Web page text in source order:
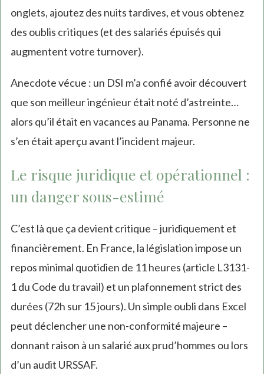
onglets, ajoutez des nuits tardives, et vous obtenez
des oublis critiques (et des salariés épuisés qui
augmentent votre turnover).
Anecdote vécue : un DSI m’a confié avoir découvert
que son meilleur ingénieur était noté d’astreinte…
alors qu’il était en vacances au Panama. Personne ne
s’en était aperçu avant l’incident majeur.
Le risque juridique et opérationnel :
un danger sous-estimé
C’est là que ça devient critique – juridiquement et
financièrement. En France, la législation impose un
repos minimal quotidien de 11 heures (article L3131-
1 du Code du travail) et un plafonnement strict des
durées (72h sur 15 jours). Un simple oubli dans Excel
peut déclencher une non-conformité majeure –
donnant raison à un salarié aux prud’hommes ou lors
d’un audit URSSAF.